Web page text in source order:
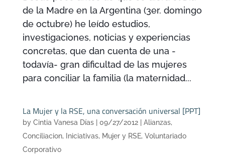
de la Madre en la Argentina (3er. domingo
de octubre) he leído estudios,
investigaciones, noticias y experiencias
concretas, que dan cuenta de una -
todavía- gran dificultad de las mujeres
para conciliar la familia (la maternidad...
La Mujer y la RSE, una conversación universal [PPT]
by Cintia Vanesa Días| 09/27/2012| Alianzas,
Conciliacion, Iniciativas, Mujer y RSE, Voluntariado
Corporativo